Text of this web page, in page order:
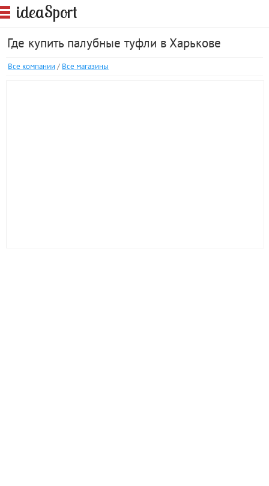
ideaSport
Где купить палубные туфли в Харькове
Все компании / Все магазины